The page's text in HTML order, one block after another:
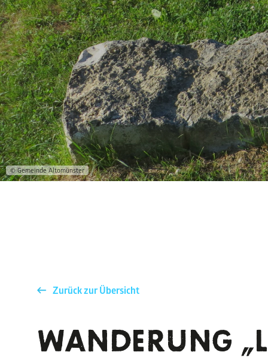
© Gemeinde Altomünster
Zurück zur Übersicht
WANDERUNG